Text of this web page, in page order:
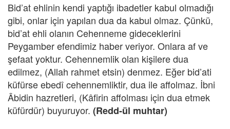
Bid’at ehlinin kendi yaptığı ibadetler kabul olmadığı
gibi, onlar için yapılan dua da kabul olmaz. Çünkü,
bid’at ehli olanın Cehenneme gideceklerini
Peygamber efendimiz haber veriyor. Onlara af ve
şefaat yoktur. Cehennemlik olan kişilere dua
edilmez, (Allah rahmet etsin) denmez. Eğer bid’ati
küfürse ebedî cehennemliktir, dua ile affolmaz. İbni
Âbidin hazretleri, (Kâfirin affolması için dua etmek
küfürdür) buyuruyor. (Redd-ül muhtar)